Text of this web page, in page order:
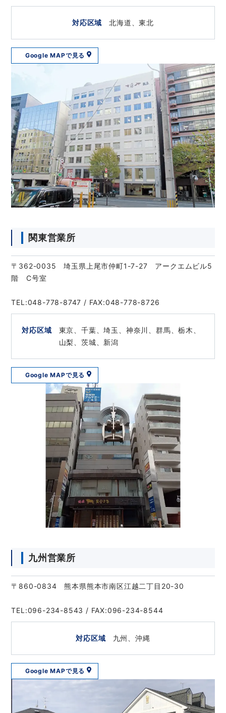
対応区域 北海道、東北
Google MAPで見る
関東営業所
〒362-0035 埼玉県上尾市仲町1-7-27 アークエムビル5
階 C号室
TEL:048-778-8747 / FAX:048-778-8726
対応区域
東京、千葉、埼玉、神奈川、群馬、栃木、
山梨、茨城、新潟
Google MAPで見る
九州営業所
〒860-0834 熊本県熊本市南区江越二丁目20-30
TEL:096-234-8543 / FAX:096-234-8544
対応区域 九州、沖縄
Google MAPで見る